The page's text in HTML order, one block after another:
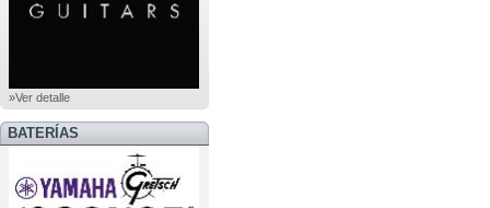
»Ver detalle
BATERÍAS